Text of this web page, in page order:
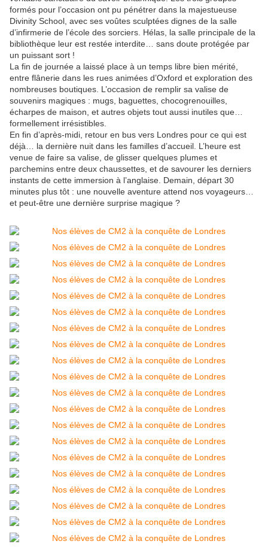
formés pour l’occasion ont pu pénétrer dans la majestueuse
Divinity School, avec ses voûtes sculptées dignes de la salle
d’infirmerie de l’école des sorciers. Hélas, la salle principale de la
bibliothèque leur est restée interdite… sans doute protégée par
un puissant sort !
La fin de journée a laissé place à un temps libre bien mérité,
entre flânerie dans les rues animées d’Oxford et exploration des
nombreuses boutiques. L’occasion de remplir sa valise de
souvenirs magiques : mugs, baguettes, chocogrenouilles,
écharpes de maison, et autres objets tout aussi inutiles que…
formellement irrésistibles.
En fin d’après-midi, retour en bus vers Londres pour ce qui est
déjà… la dernière nuit dans les familles d’accueil. L’heure est
venue de faire sa valise, de glisser quelques plumes et
parchemins entre deux chaussettes, et de savourer les derniers
instants de cette immersion à l’anglaise. Demain, départ 30
minutes plus tôt : une nouvelle aventure attend nos voyageurs…
et peut-être une dernière surprise magique ?